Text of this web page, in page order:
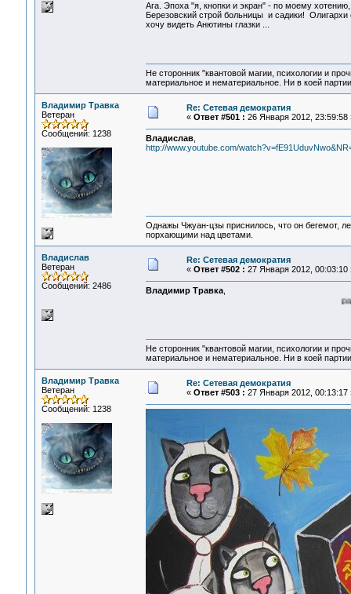
Ага. Эпоха "я, кнопки и экран" - по моему
Березовский строй больницы и садики!
хочу видеть Анютины глазки ...
Не сторонник "квантовой магии, психологии и
материальное и нематериальное. Ни в коей
Владимир Травка
Ветеран
Сообщений: 1238
Re: Сетевая демократия
« Ответ #501 : 26 Января 2012, 23:59:58
Владислав,
http://www.youtube.com/
Однажы Чжуан-цзы приснилось, что он бегемот,
порхающими над цветами.
Владислав
Ветеран
Сообщений: 2486
Re: Сетевая демократия
« Ответ #502 : 27 Января 2012, 00:03:10
Владимир Травка,
рад за
Не сторонник "квантовой магии, психологии и
материальное и нематериальное. Ни в коей
Владимир Травка
Ветеран
Сообщений: 1238
Re: Сетевая демократия
« Ответ #503 : 27 Января 2012, 00:13:17